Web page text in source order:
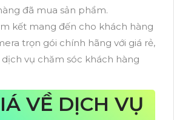
đã mua sản phẩm.
kết mang đến cho khách hàng
trọn gói chính hãng với giá rẻ,
vụ chăm sóc khách hàng
VỀ DỊCH VỤ